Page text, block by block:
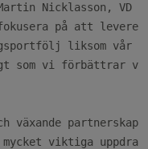
Nicklasson, VD
på att
liksom vår
som vi förbättrar
partnerskap
viktiga